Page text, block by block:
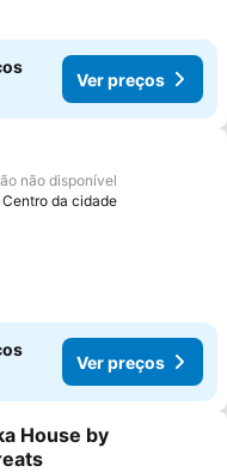
Ver preços
aos favoritos
não disponível
Centro da cidade
Ver preços
aos favoritos
House by